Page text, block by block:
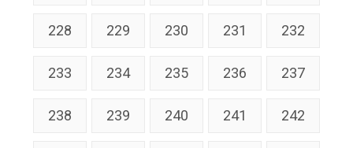
228 229 230 231 232
233 234 235 236 237
238 239 240 241 242